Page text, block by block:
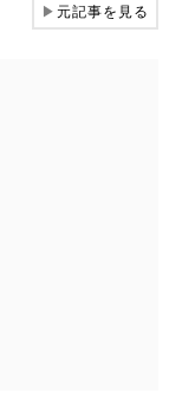
▶元記事を見る